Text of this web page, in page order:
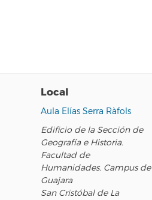
Local
Aula Elías Serra Ràfols
Edificio de la Sección de
Geografía e Historia.
Facultad de
Humanidades. Campus de
Guajara
San Cristóbal de La